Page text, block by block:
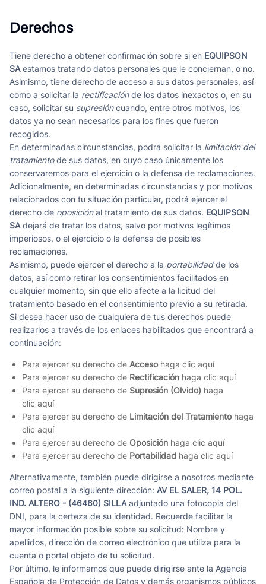
Derechos
Tiene derecho a obtener confirmación sobre si en EQUIPSON
SAestamos tratando datos personales que le conciernan, o no.
Asimismo, tiene derecho de acceso a sus datos personales, así
como a solicitar la rectificaciónde los datos inexactos o, en su
caso, solicitar su supresióncuando, entre otros motivos, los
datos ya no sean necesarios para los fines que fueron
recogidos.
En determinadas circunstancias, podrá solicitar la limitación del
tratamientode sus datos, en cuyo caso únicamente los
conservaremos para el ejercicio o la defensa de reclamaciones.
Adicionalmente, en determinadas circunstancias y por motivos
relacionados con tu situación particular, podrá ejercer el
derecho de oposiciónal tratamiento de sus datos. EQUIPSON
SAdejará de tratar los datos, salvo por motivos legítimos
imperiosos, o el ejercicio o la defensa de posibles
reclamaciones.
Asimismo, puede ejercer el derecho a la portabilidadde los
datos, así como retirar los consentimientos facilitados en
cualquier momento, sin que ello afecte a la licitud del
tratamiento basado en el consentimiento previo a su retirada.
Si desea hacer uso de cualquiera de tus derechos puede
realizarlos a través de los enlaces habilitados que encontrará a
continuación:
Para ejercer su derecho de Accesohaga clic aquí
Para ejercer su derecho de Rectificación haga clic aquí
Para ejercer su derecho de Supresión (Olvido) haga
clic aquí
Para ejercer su derecho de Limitación del Tratamientohaga
clic aquí
Para ejercer su derecho de Oposición haga clic aquí
Para ejercer su derecho de Portabilidad haga clic aquí
Alternativamente, también puede dirigirse a nosotros mediante
correo postal a la siguiente dirección: AV EL SALER, 14 POL.
IND. ALTERO - (46460) SILLAadjuntado una fotocopia del
DNI, para la certeza de su identidad. Recuerde facilitar la
mayor información posible sobre su solicitud: Nombre y
apellidos, dirección de correo electrónico que utiliza para la
cuenta o portal objeto de tu solicitud.
Por último, le informamos que puede dirigirse ante la Agencia
Española de Protección de Datos y demás organismos públicos